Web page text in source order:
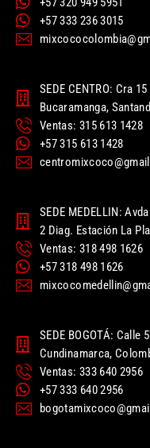
+57 333 236 3015
SEDE CENTRO: Cra
Bucaramanga,
Ventas: 315 613 1428
+57 315 613 1428
SEDE MEDELLIN:
2 Diag. Estación La
Ventas: 318 498 1626
+57 318 498 1626
SEDE BOGOTÁ: Calle
Cundinamarca,
Ventas: 333 640 2956
+57 333 640 2956